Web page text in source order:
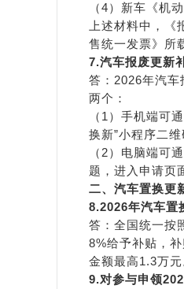
（4）新车《机
上述材料中，
售统一发票》所
7.汽车报废更新
答：2026年汽车
两个：
（1）手机端可
换新”小程序二
（2）电脑端可
题，进入申请页
二、汽车置换更
8.2026年汽车置
答：全国统一按
8%给予补贴，
金额最高1.3万元
9.对参与申领